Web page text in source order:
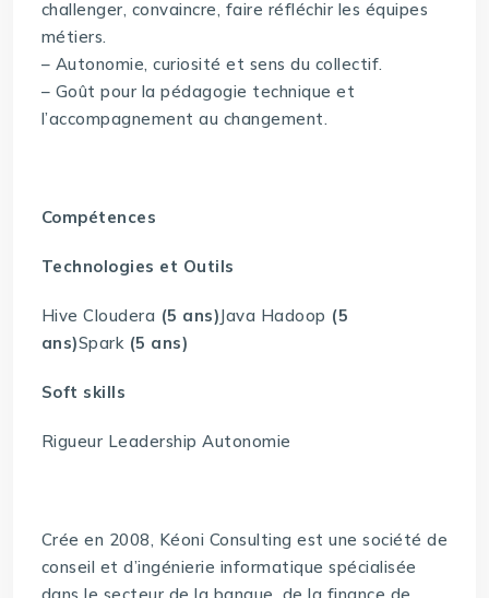
challenger, convaincre, faire réfléchir les équipes
métiers.
– Autonomie, curiosité et sens du collectif.
– Goût pour la pédagogie technique et
l’accompagnement au changement.
Compétences
Technologies et Outils
Hive Cloudera (5 ans)Java Hadoop (5
ans)Spark (5 ans)
Soft skills
Rigueur Leadership Autonomie
Crée en 2008, Kéoni Consulting est une société de
conseil et d’ingénierie informatique spécialisée